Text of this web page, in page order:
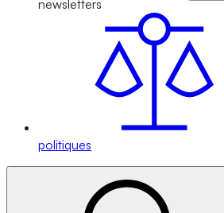
newsletters
politiques